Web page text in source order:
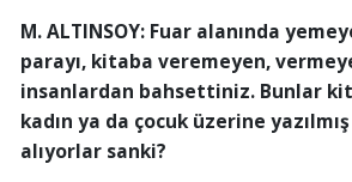
M. ALTINSOY: Fuar alanında
parayı, kitaba veremeyen,
insanlardan bahsettiniz. Bunlar
kadın ya da çocuk üzerine
alıyorlar sanki?